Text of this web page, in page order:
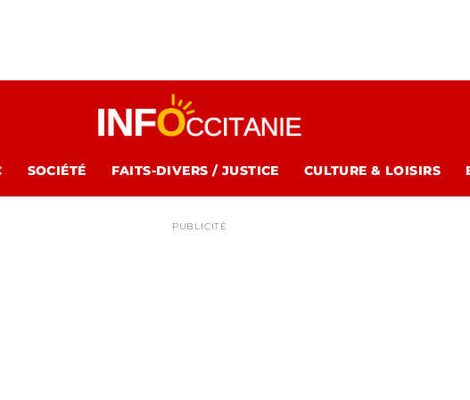
SOCIÉTÉ FAITS-DIVERS / JUSTICE CULTURE & LOISIRS
PUBLICITÉ